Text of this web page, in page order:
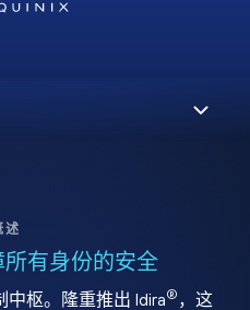
述
所有身份的安全
枢。隆重推出 Idira® ，这